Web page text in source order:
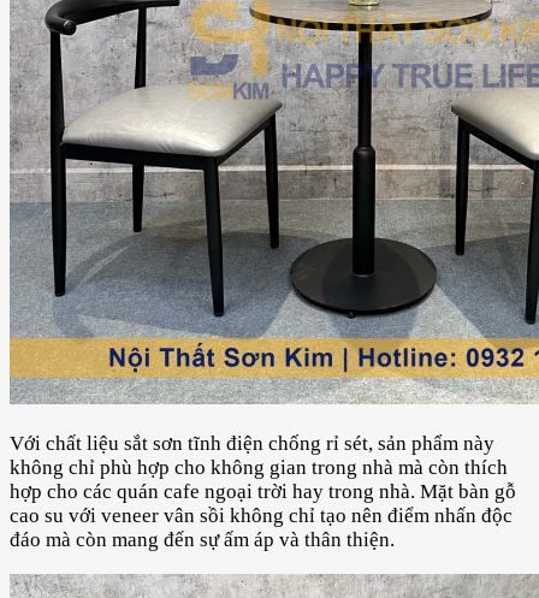
Với chất liệu sắt sơn tĩnh điện chống rỉ sét, sản phẩm này
không chỉ phù hợp cho không gian trong nhà mà còn thích
hợp cho các quán cafe ngoại trời hay trong nhà. Mặt bàn gỗ
cao su với veneer vân sồi không chỉ tạo nên điểm nhấn độc
đáo mà còn mang đến sự ấm áp và thân thiện.